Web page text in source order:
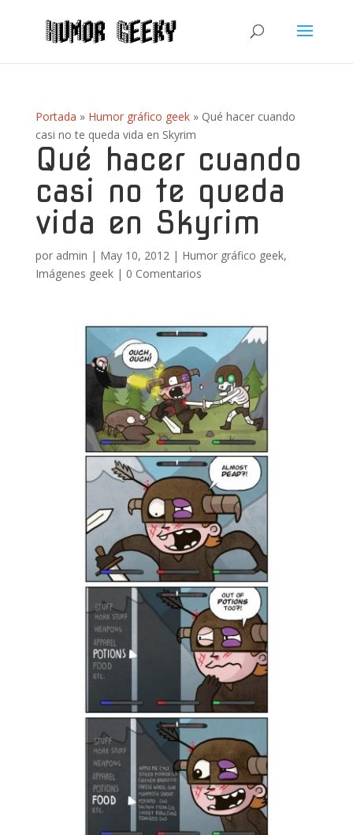
Portada » Humor gráfico geek» Qué hacer cuando
casi no te queda vida en Skyrim
Qué hacer cuando
casi no te queda
vida en Skyrim
por admin | May 10, 2012| Humor gráfico geek,
Imágenes geek| 0 Comentarios